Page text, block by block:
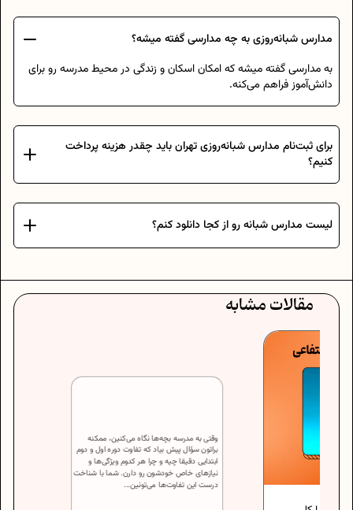
مدارس شبانه‌روزی به چه مدارسی گفته میشه؟
به مدارسی گفته میشه که امکان اسکان و زندگی در محیط مدرسه رو برای
دانش‌آموز فراهم می‌کنه.
برای ثبت‌نام مدارس شبانه‌روزی تهران باید چقدر هزینه پرداخت
کنیم؟
لیست مدارس شبانه رو از کجا دانلود کنم؟
مقالات مشابه